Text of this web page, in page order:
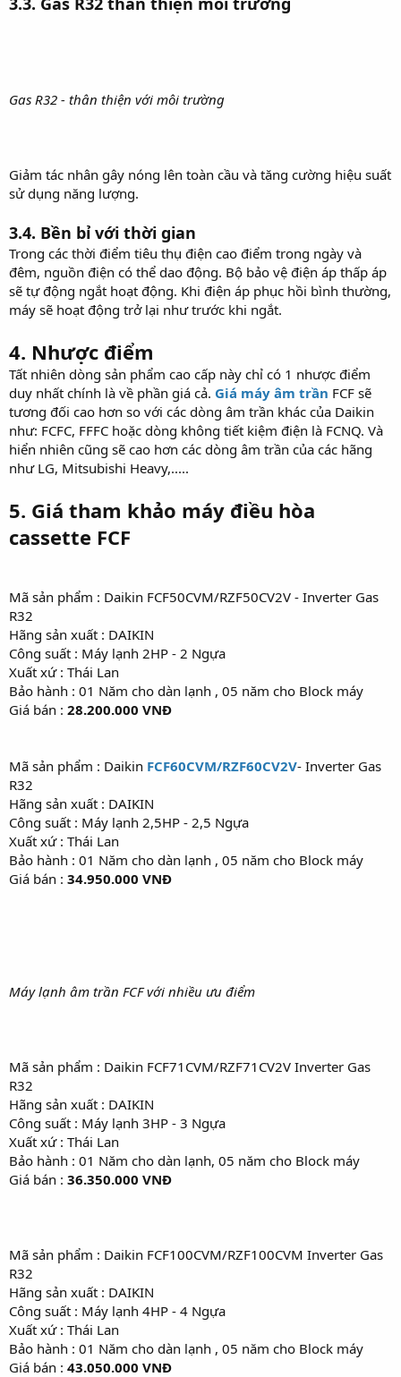
Gas R32 - thân thiện với môi trường
Giảm tác nhân gây nóng lên toàn cầu và tăng cường hiệu suất
sử dụng năng lượng.
3.4. Bền bỉ với thời gian
Trong các thời điểm tiêu thụ điện cao điểm trong ngày và
đêm, nguồn điện có thể dao động. Bộ bảo vệ điện áp thấp áp
sẽ tự động ngắt hoạt động. Khi điện áp phục hồi bình thường,
máy sẽ hoạt động trở lại như trước khi ngắt.
4. Nhược điểm
Tất nhiên dòng sản phẩm cao cấp này chỉ có 1 nhược điểm
duy nhất chính là về phần giá cả. Giá máy âm trần FCF sẽ
tương đối cao hơn so với các dòng âm trần khác của Daikin
như: FCFC, FFFC hoặc dòng không tiết kiệm điện là FCNQ. Và
hiển nhiên cũng sẽ cao hơn các dòng âm trần của các hãng
như LG, Mitsubishi Heavy,.....
5. Giá tham khảo máy điều hòa
cassette FCF
Mã sản phẩm : Daikin FCF50CVM/RZF50CV2V - Inverter Gas
R32
Hãng sản xuất : DAIKIN
Công suất : Máy lạnh 2HP - 2 Ngựa
Xuất xứ : Thái Lan
Bảo hành : 01 Năm cho dàn lạnh , 05 năm cho Block máy
Giá bán : 28.200.000 VNĐ
Mã sản phẩm : Daikin FCF60CVM/RZF60CV2V- Inverter Gas
R32
Hãng sản xuất : DAIKIN
Công suất : Máy lạnh 2,5HP - 2,5 Ngựa
Xuất xứ : Thái Lan
Bảo hành : 01 Năm cho dàn lạnh , 05 năm cho Block máy
Giá bán : 34.950.000 VNĐ
Máy lạnh âm trần FCF với nhiều ưu điểm
Mã sản phẩm : Daikin FCF71CVM/RZF71CV2V Inverter Gas
R32
Hãng sản xuất : DAIKIN
Công suất : Máy lạnh 3HP - 3 Ngựa
Xuất xứ : Thái Lan
Bảo hành : 01 Năm cho dàn lạnh, 05 năm cho Block máy
Giá bán : 36.350.000 VNĐ
Mã sản phẩm : Daikin FCF100CVM/RZF100CVM Inverter Gas
R32
Hãng sản xuất : DAIKIN
Công suất : Máy lạnh 4HP - 4 Ngựa
Xuất xứ : Thái Lan
Bảo hành : 01 Năm cho dàn lạnh , 05 năm cho Block máy
Giá bán : 43.050.000 VNĐ